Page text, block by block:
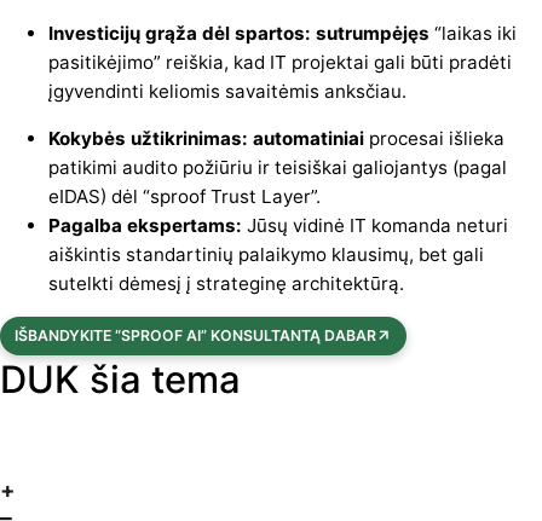
Investicijų grąža dėl spartos: sutrumpėjęs “laikas iki
pasitikėjimo” reiškia, kad IT projektai gali būti pradėti
įgyvendinti keliomis savaitėmis anksčiau.
Kokybės užtikrinimas: automatiniai procesai išlieka
patikimi audito požiūriu ir teisiškai galiojantys (pagal
eIDAS) dėl “sproof Trust Layer”.
Pagalba ekspertams: Jūsų vidinė IT komanda neturi
aiškintis standartinių palaikymo klausimų, bet gali
sutelkti dėmesį į strateginę architektūrą.
IŠBANDYKITE “SPROOF AI” KONSULTANTĄ DABAR
DUK šia tema
+